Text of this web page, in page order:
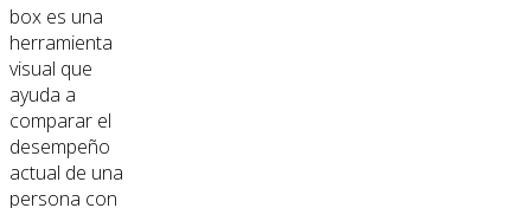
box es una
herramienta
visual que
ayuda a
comparar el
desempeño
actual de una
persona con